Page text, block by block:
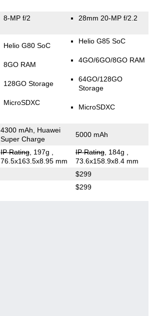
8-MP f/2 28mm 20-MP f/2.2
Helio G80 SoC
8GO RAM
128GO Storage
MicroSDXC
Helio G85 SoC
4GO/6GO/8GO RAM
64GO/128GO
Storage
MicroSDXC
4300 mAh, Huawei
Super Charge
5000 mAh
IP Rating, 197g
76.5x163.5x8.95 mm
IP Rating, 184g
73.6x158.9x8.4 mm
$299
$299